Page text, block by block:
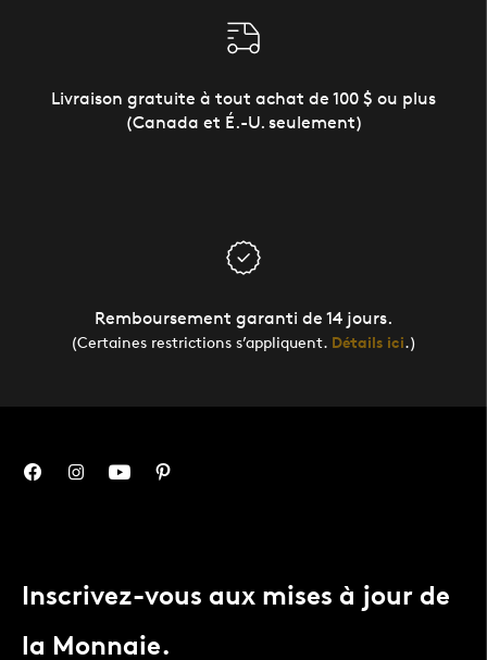
Livraison gratuite à tout achat de 100 $ ou plus
(Canada et É.-U. seulement)
Remboursement garanti de 14 jours.
(Certaines restrictions s’appliquent. Détails ici.)
Inscrivez-vous aux mises à jour de
la Monnaie.